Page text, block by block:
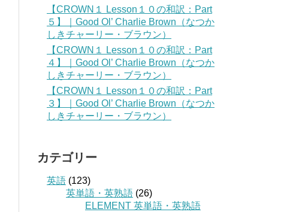
【CROWN１ Lesson１０の和訳：Part
５】｜Good Ol’ Charlie Brown（なつか
しきチャーリー・ブラウン）
【CROWN１ Lesson１０の和訳：Part
４】｜Good Ol’ Charlie Brown（なつか
しきチャーリー・ブラウン）
【CROWN１ Lesson１０の和訳：Part
３】｜Good Ol’ Charlie Brown（なつか
しきチャーリー・ブラウン）
カテゴリー
英語 (123)
英単語・英熟語 (26)
ELEMENT 英単語・英熟語